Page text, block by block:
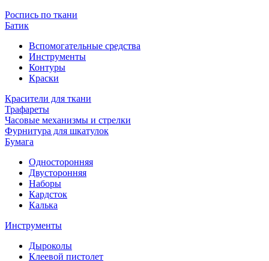
Роспись по ткани
Батик
Вспомогательные средства
Инструменты
Контуры
Краски
Красители для ткани
Трафареты
Часовые механизмы и стрелки
Фурнитура для шкатулок
Бумага
Односторонняя
Двусторонняя
Наборы
Кардсток
Калька
Инструменты
Дыроколы
Клеевой пистолет